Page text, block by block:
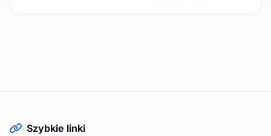
Szybkie linki